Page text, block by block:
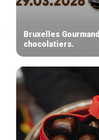
Bruxelles
chocolatiers.